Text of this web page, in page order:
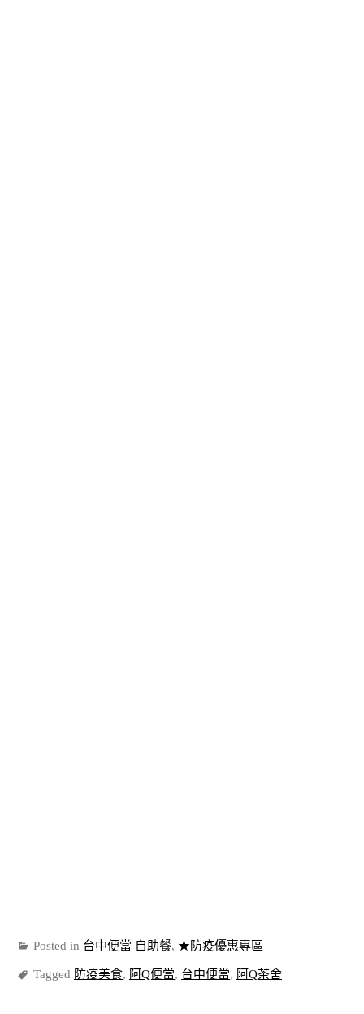
Posted in 台中便當 自助餐, ★防疫優惠專區
Tagged 防疫美食, 阿Q便當, 台中便當, 阿Q茶舍